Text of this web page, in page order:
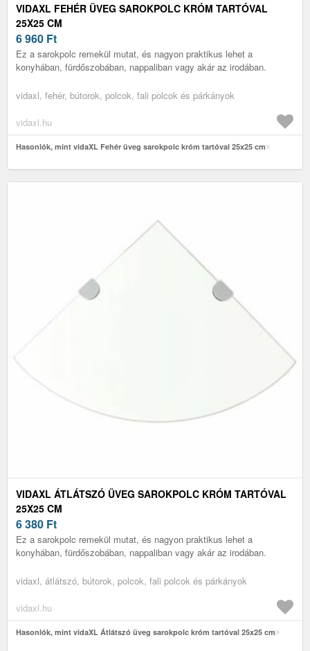
VIDAXL FEHÉR ÜVEG SAROKPOLC KRÓM TARTÓVAL
25X25 CM
6 960 Ft
Ez a sarokpolc remekül mutat, és nagyon praktikus lehet a
konyhában, fürdőszobában, nappaliban vagy akár az irodában.
vidaxl, fehér, bútorok, polcok, fali polcok és párkányok
vidaxl.hu
Hasonlók, mint vidaXL Fehér üveg sarokpolc króm tartóval 25x25 cm
VIDAXL ÁTLÁTSZÓ ÜVEG SAROKPOLC KRÓM TARTÓVAL
25X25 CM
6 380 Ft
Ez a sarokpolc remekül mutat, és nagyon praktikus lehet a
konyhában, fürdőszobában, nappaliban vagy akár az irodában.
vidaxl, átlátszó, bútorok, polcok, fali polcok és párkányok
vidaxl.hu
Hasonlók, mint vidaXL Átlátszó üveg sarokpolc króm tartóval 25x25 cm